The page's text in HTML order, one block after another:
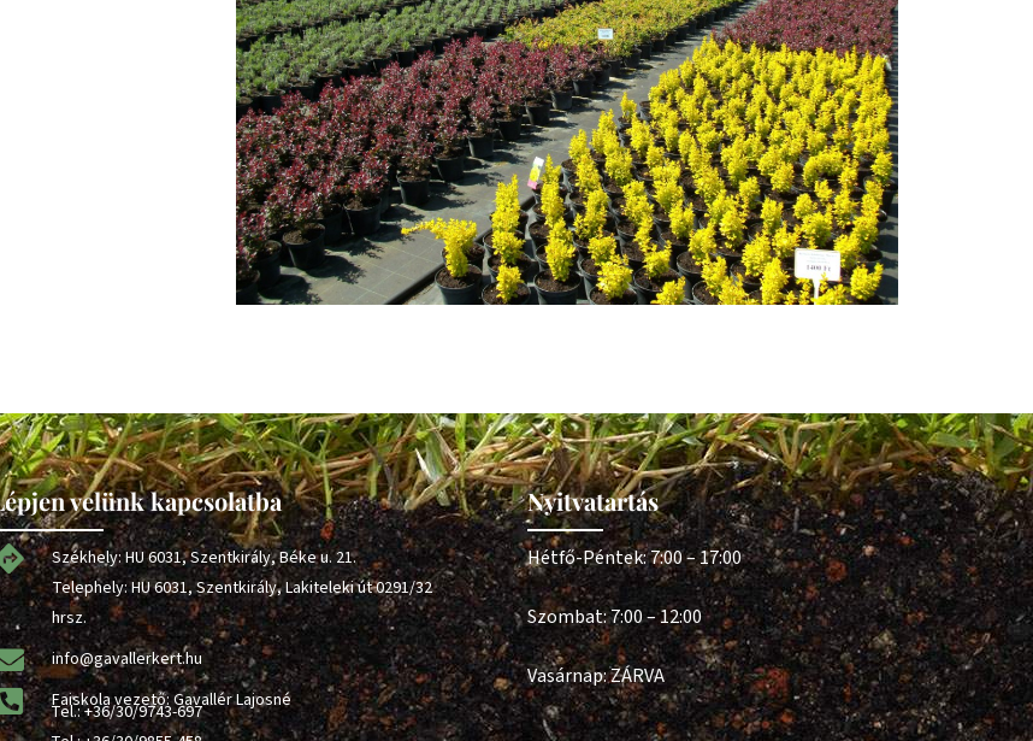
velünk kapcsolatba
Székhely: HU 6031, Szentkirály, Béke u. 21.
Telephely: HU 6031, Szentkirály, Lakiteleki út 0291/32
hrsz.
info@gavallerkert.hu
Faiskola vezető: Gavallér Lajosné
Tel.:+36/30/9743-697
Nyitvatartás
Hétfő-Péntek: 7:00 – 17:00
Szombat: 7:00 – 12:00
Vasárnap: ZÁRVA